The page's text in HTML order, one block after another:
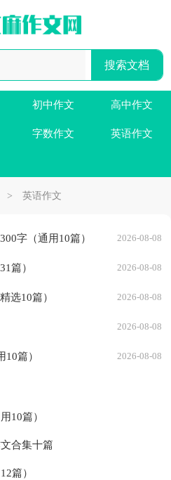
初中作文 高中作文
字数作文 英语作文
> 英语作文
字（通用10篇） 2026-08-08
篇） 2026-08-08
选10篇） 2026-08-08
2026-08-08
篇） 2026-08-08
10篇）
合集十篇
篇）